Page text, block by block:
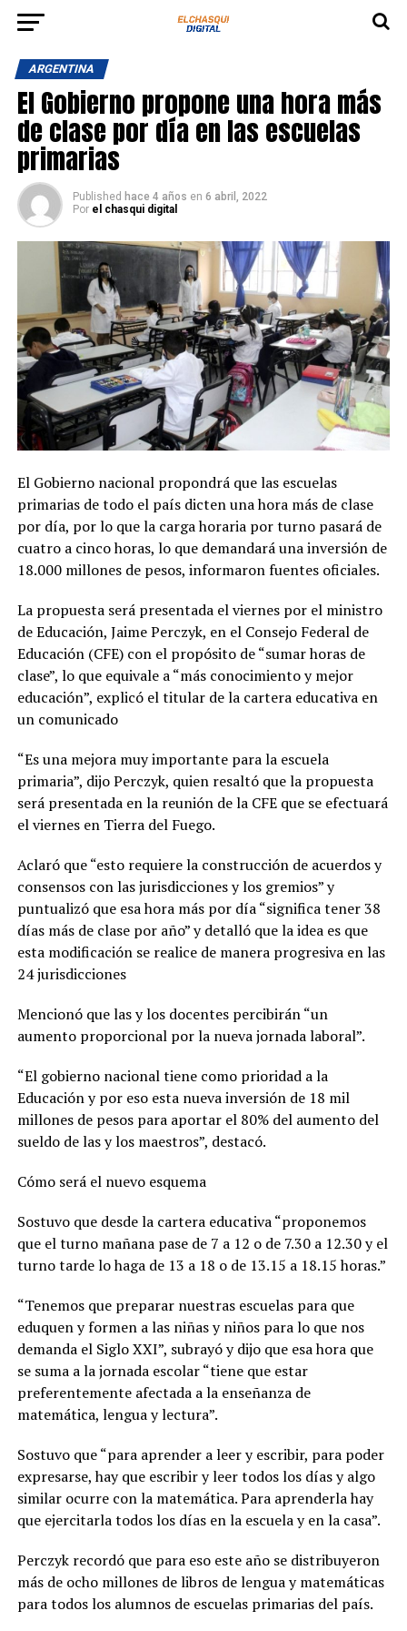
ARGENTINA
El Gobierno propone una hora más
de clase por día en las escuelas
primarias
Published hace 4 años en 6 abril, 2022
Por el chasqui digital
El Gobierno nacional propondrá que las escuelas
primarias de todo el país dicten una hora más de clase
por día, por lo que la carga horaria por turno pasará de
cuatro a cinco horas, lo que demandará una inversión de
18.000 millones de pesos, informaron fuentes oficiales.
La propuesta será presentada el viernes por el ministro
de Educación, Jaime Perczyk, en el Consejo Federal de
Educación (CFE) con el propósito de “sumar horas de
clase”, lo que equivale a “más conocimiento y mejor
educación”, explicó el titular de la cartera educativa en
un comunicado
“Es una mejora muy importante para la escuela
primaria”, dijo Perczyk, quien resaltó que la propuesta
será presentada en la reunión de la CFE que se efectuará
el viernes en Tierra del Fuego.
Aclaró que “esto requiere la construcción de acuerdos y
consensos con las jurisdicciones y los gremios” y
puntualizó que esa hora más por día “significa tener 38
días más de clase por año” y detalló que la idea es que
esta modificación se realice de manera progresiva en las
24 jurisdicciones
Mencionó que las y los docentes percibirán “un
aumento proporcional por la nueva jornada laboral”.
“El gobierno nacional tiene como prioridad a la
Educación y por eso esta nueva inversión de 18 mil
millones de pesos para aportar el 80% del aumento del
sueldo de las y los maestros”, destacó.
Cómo será el nuevo esquema
Sostuvo que desde la cartera educativa “proponemos
que el turno mañana pase de 7 a 12 o de 7.30 a 12.30 y el
turno tarde lo haga de 13 a 18 o de 13.15 a 18.15 horas.”
“Tenemos que preparar nuestras escuelas para que
eduquen y formen a las niñas y niños para lo que nos
demanda el Siglo XXI”, subrayó y dijo que esa hora que
se suma a la jornada escolar “tiene que estar
preferentemente afectada a la enseñanza de
matemática, lengua y lectura”.
Sostuvo que “para aprender a leer y escribir, para poder
expresarse, hay que escribir y leer todos los días y algo
similar ocurre con la matemática. Para aprenderla hay
que ejercitarla todos los días en la escuela y en la casa”.
Perczyk recordó que para eso este año se distribuyeron
más de ocho millones de libros de lengua y matemáticas
para todos los alumnos de escuelas primarias del país.